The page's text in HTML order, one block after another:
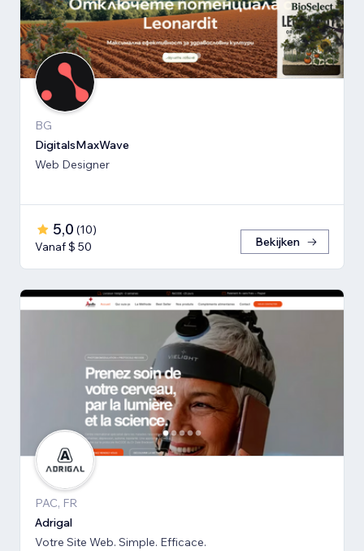
BG
DigitalsMaxWave
Web Designer
5,0 (10)
Vanaf $ 50
Bekijken
PAC, FR
Adrigal
Votre Site Web. Simple. Efficace.